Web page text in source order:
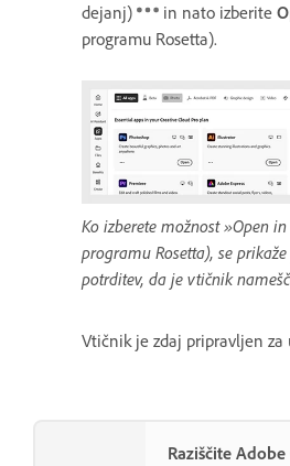
dejanj)
in nato izberite
programu Rosetta).
Ko izberete možnost »Open
programu Rosetta), se
potrditev, da je vtičnik
Vtičnik je zdaj pripravljen za
Raziščite